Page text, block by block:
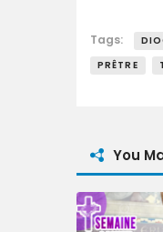
Tags:
PRÊTRE
You